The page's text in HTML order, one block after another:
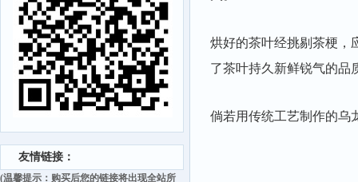
友情链接：
(温馨提示：购买后您的链接将出现全站所
烘好的茶叶经挑剔茶梗，
了茶叶持久新鲜锐气的品
倘若用传统工艺制作的乌